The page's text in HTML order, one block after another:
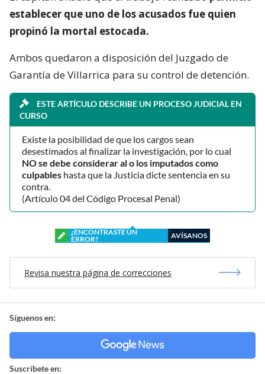
establecer que uno de los acusados fue quien
propinó la mortal estocada.
Ambos quedaron a disposición del Juzgado de
Garantía de Villarrica para su control de detención.
ESTE ARTÍCULO DESCRIBE UN PROCESO JUDICIAL EN
CURSO
Existe la posibilidad de que los cargos sean
desestimados al finalizar la investigación, por lo cual
NO se debe considerar al o los imputados como
culpables hasta que la Justicia dicte sentencia en su
contra.
(Artículo 04 del Código Procesal Penal)
¿ENCONTRASTE UN
ERROR?
AVÍSANOS
Revisa nuestra página de correcciones
Síguenos en:
Suscríbete en: